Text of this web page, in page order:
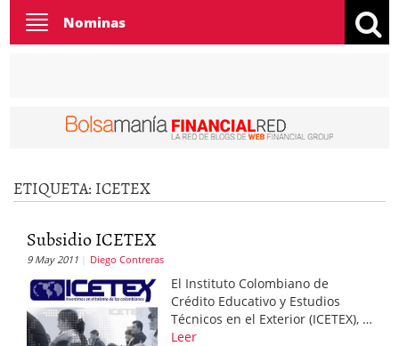
Toggle
navigation
Nominas
ETIQUETA: ICETEX
Subsidio ICETEX
9 May 2011 Diego Contreras
El Instituto Colombiano de
Crédito Educativo y Estudios
Técnicos en el Exterior (ICETEX), …
Leer